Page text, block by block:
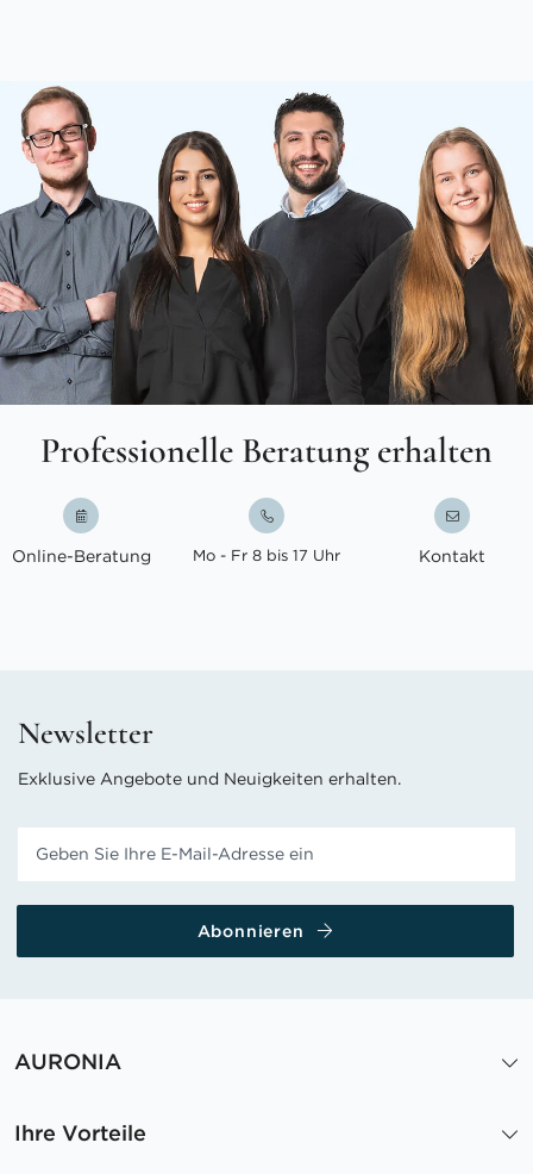
Professionelle Beratung erhalten
Online-Beratung Mo - Fr 8 bis 17 Uhr Kontakt
Newsletter
Exklusive Angebote und Neuigkeiten erhalten.
Abonnieren
AURONIA
Ihre Vorteile